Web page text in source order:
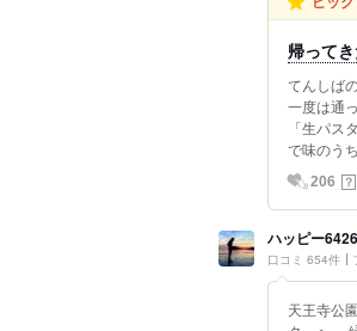
帰って
てんしば
一度は通
「生パス
で味のう
206 ？
ハッピー
口コミ 654件
天王寺公